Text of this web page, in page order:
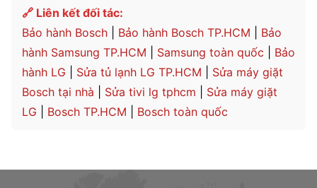
🔗 Liên kết đối tác:
Bảo hành Bosch
Bảo hành Bosch TP.HCM
Bảo
hành Samsung TP.HCM
Samsung toàn quốc
Bảo
hành LG
Sửa tủ lạnh LG TP.HCM
Sửa máy giặt
Bosch tại nhà
Sửa tivi lg tphcm
Sửa máy giặt
LG
Bosch TP.HCM Bosch toàn quốc